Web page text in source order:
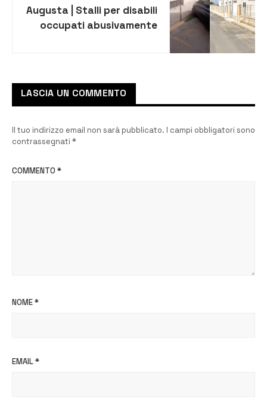
Augusta | Stalli per disabili
occupati abusivamente
LASCIA UN COMMENTO
Il tuo indirizzo email non sarà pubblicato. I campi obbligatori sono
contrassegnati *
COMMENTO *
NOME*
EMAIL*